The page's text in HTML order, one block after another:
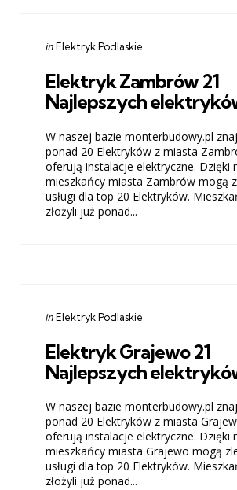
Categories
Posted
inElektryk Podlaskie
Elektryk Zambrów 21
Najlepszych
W naszej bazie monterbudowy.pl
ponad 20 Elektryków z miasta
oferują instalacje elektryczne. Dzięki
mieszkańcy miasta Zambrów mogą
usługi dla top 20 Elektryków.
złożyli już ponad...
Categories
Posted
inElektryk Podlaskie
Elektryk Grajewo 21
Najlepszych
W naszej bazie monterbudowy.pl
ponad 20 Elektryków z miasta
oferują instalacje elektryczne. Dzięki
mieszkańcy miasta Grajewo mogą
usługi dla top 20 Elektryków.
złożyli już ponad...